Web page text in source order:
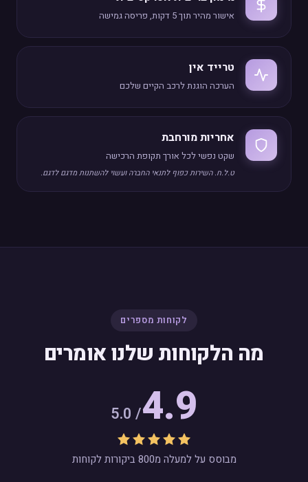
אישור מהיר תוך 5 דקות, פריסה גמישה
טרייד אין
הערכה הוגנת לרכב הקיים שלכם
אחריות מורחבת
שקט נפשי לכל אורך תקופת הרכישה
ט.ל.ח. השירות כפוף לתנאי החברה ועשוי להשתנות מדגם לדגם.
לקוחות מספרים
מה הלקוחות שלנו אומרים
4.9
/ 5.0
מבוסס על למעלה מ800 ביקורות לקוחות